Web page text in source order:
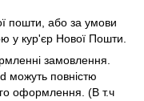
пошти, або за умови
у кур'єр Нової Пошти.
замовлення.
можуть повністю
оформлення. (В т.ч